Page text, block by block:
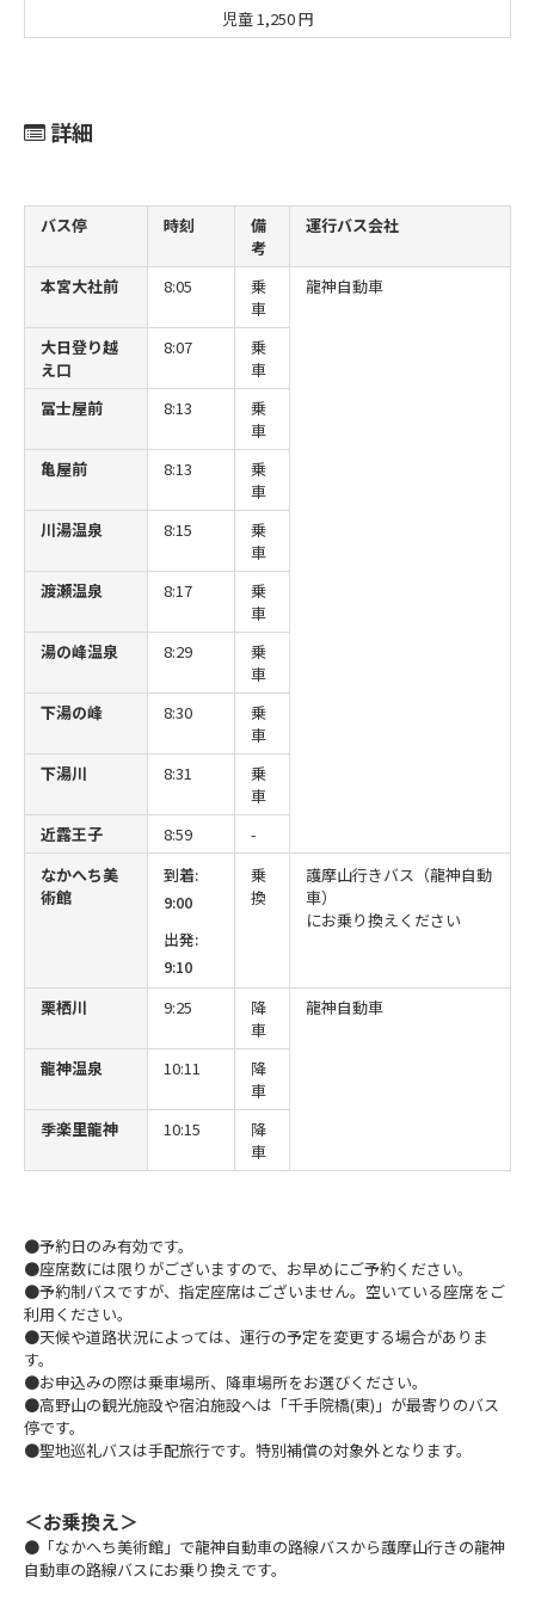
児童 1,250 円
詳細
バス停 時刻
備
考
運行バス会社
本宮大社前 8:05
乗
車
龍神自動車
大日登り越
え口
8:07
乗
車
冨士屋前
8:13
乗
車
亀屋前
8:13
乗
車
川湯温泉
8:15
乗
車
渡瀬温泉
8:17
乗
車
湯の峰温泉
8:29
乗
車
下湯の峰
8:30
乗
車
下湯川
8:31
乗
車
近露王子
8:59
-
なかへち美
術館
到着:
9:00
出発:
9:10
乗
換
護摩山行きバス（龍神自動
車）
にお乗り換えください
栗栖川 9:25
降
車
龍神自動車
龍神温泉 10:11
降
車
季楽里龍神
10:15
降
車
●予約日のみ有効です。
●座席数には限りがございますので、お早めにご予約ください。
●予約制バスですが、指定座席はございません。空いている座席をご
利用ください。
●天候や道路状況によっては、運行の予定を変更する場合がありま
す。
●お申込みの際は乗車場所、降車場所をお選びください。
●高野山の観光施設や宿泊施設へは「千手院橋(東)」が最寄りのバス
停です。
●聖地巡礼バスは手配旅行です。特別補償の対象外となります。
＜お乗換え＞
●「なかへち美術館」で龍神自動車の路線バスから護摩山行きの龍神
自動車の路線バスにお乗り換えです。